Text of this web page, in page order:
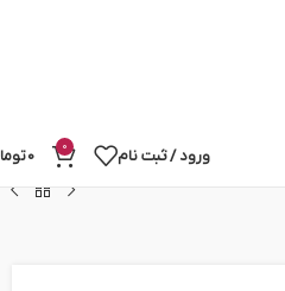
ورود / ثبت نام 0
0